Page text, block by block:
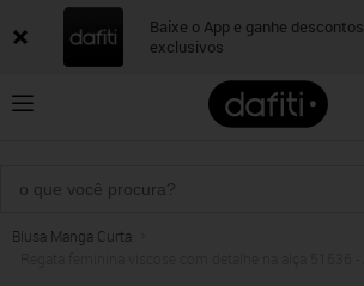
Baixe o App e ganhe descontos
exclusivos
Blusa Manga Curta